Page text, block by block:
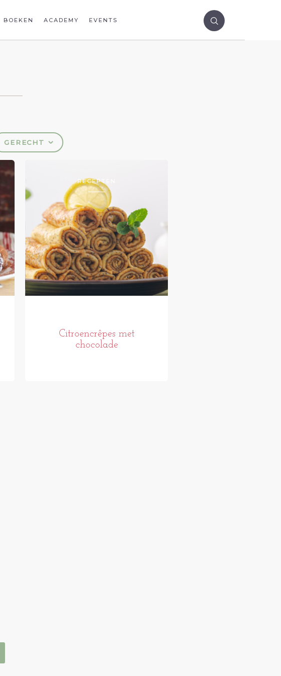
BOEKEN ACADEMY EVENTS
GERECHT
RECEPTEN
Citroencrêpes met
chocolade